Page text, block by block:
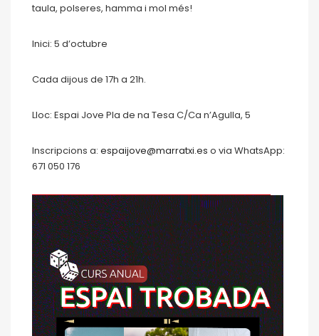
taula, polseres, hamma i mol més!
Inici: 5 d’octubre
Cada dijous de 17h a 21h.
Lloc: Espai Jove Pla de na Tesa C/Ca n’Agulla, 5
Inscripcions a: espaijove@marratxi.es o via WhatsApp:
671 050 176